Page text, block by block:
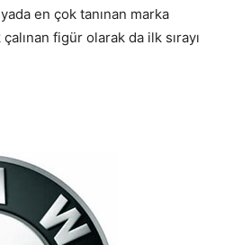
en çok tanınan marka
figür olarak da ilk sırayı